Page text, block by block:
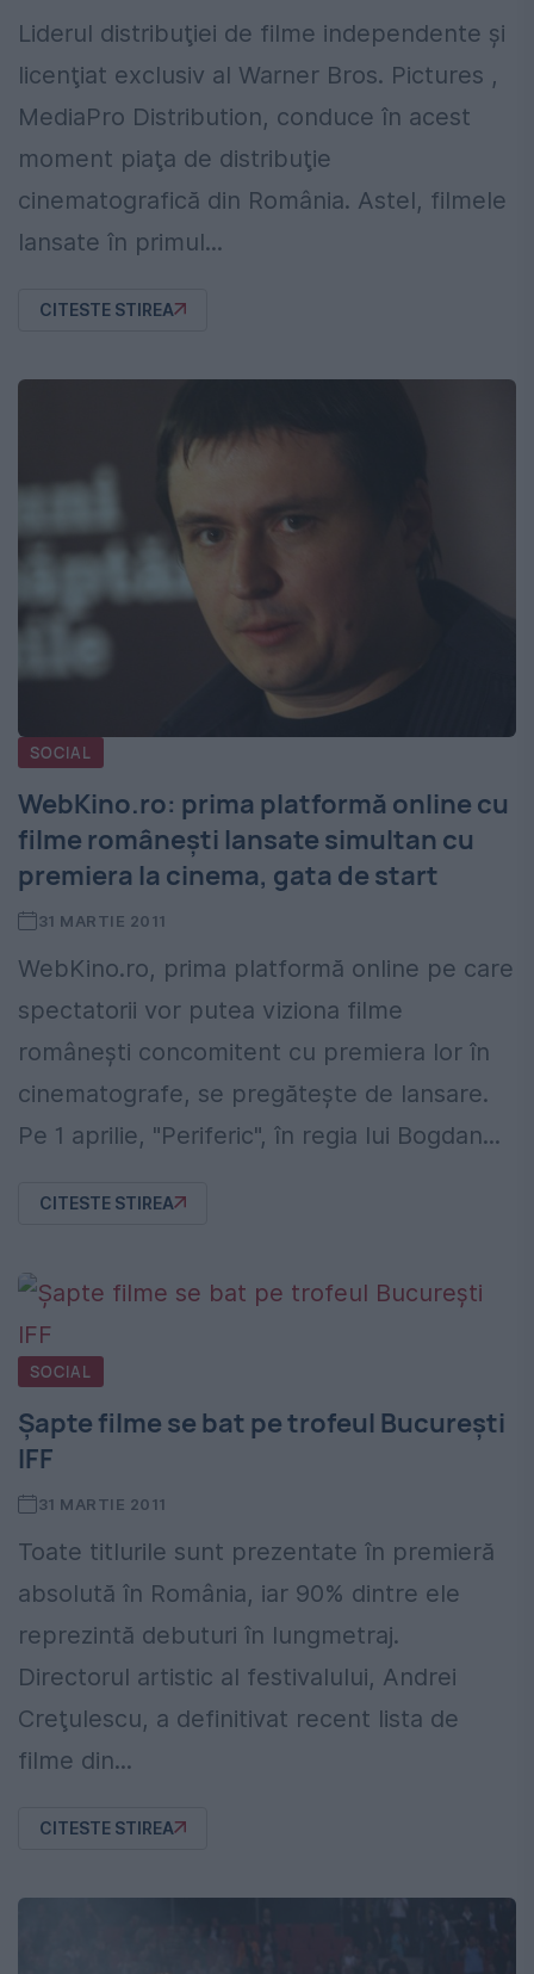
Liderul distribuţiei de filme independente şi
licenţiat exclusiv al Warner Bros. Pictures ,
MediaPro Distribution, conduce în acest
moment piaţa de distribuţie
cinematografică din România. Astel, filmele
lansate în primul...
CITESTE STIREA
SOCIAL
WebKino.ro: prima platformă online cu
filme româneşti lansate simultan cu
premiera la cinema, gata de start
31 MARTIE 2011
WebKino.ro, prima platformă online pe care
spectatorii vor putea viziona filme
româneşti concomitent cu premiera lor în
cinematografe, se pregăteşte de lansare.
Pe 1 aprilie, "Periferic", în regia lui Bogdan...
CITESTE STIREA
SOCIAL
Şapte filme se bat pe trofeul Bucureşti
IFF
31 MARTIE 2011
Toate titlurile sunt prezentate în premieră
absolută în România, iar 90% dintre ele
reprezintă debuturi în lungmetraj.
Directorul artistic al festivalului, Andrei
Creţulescu, a definitivat recent lista de
filme din...
CITESTE STIREA